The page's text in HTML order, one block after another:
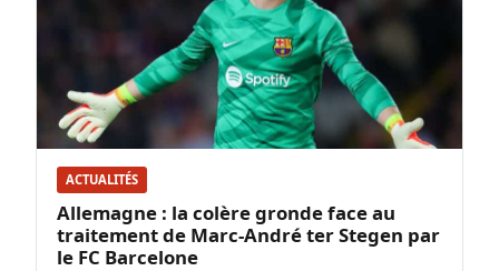
ACTUALITÉS
Allemagne : la colère gronde face au
traitement de Marc-André ter Stegen par
le FC Barcelone